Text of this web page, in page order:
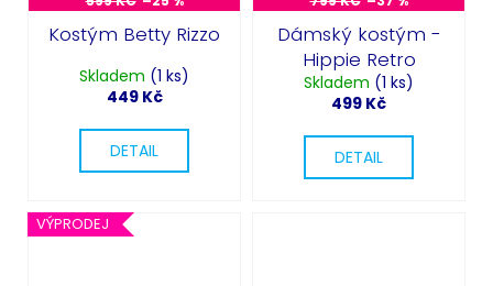
Kostým Betty Rizzo
Skladem (1 ks)
449 Kč
DETAIL
Dámský kostým -
Hippie Retro
Skladem (1 ks)
499 Kč
DETAIL
VÝPRODEJ